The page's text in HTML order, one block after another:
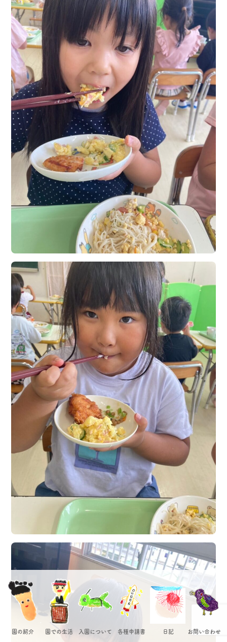
園の紹介 園での生活 入園について 各種申請書 日記 お問い合わせ